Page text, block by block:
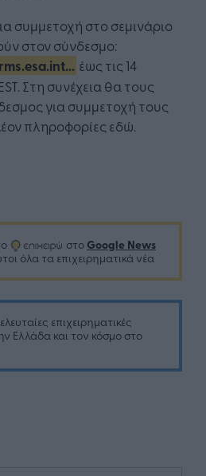
συμμετοχή στο σεμινάριο
στον σύνδεσμο:
έως τις 14
Στη συνέχεια θα τους
για συμμετοχή τους
πληροφορίες εδώ.
στο Google News
όλα τα επιχειρηματικά νέα
επιχειρηματικές
Ελλάδα και τον κόσμο στο